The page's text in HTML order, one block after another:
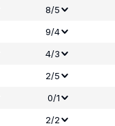
8/5
9/4
4/3
2/5
0/1
2/2